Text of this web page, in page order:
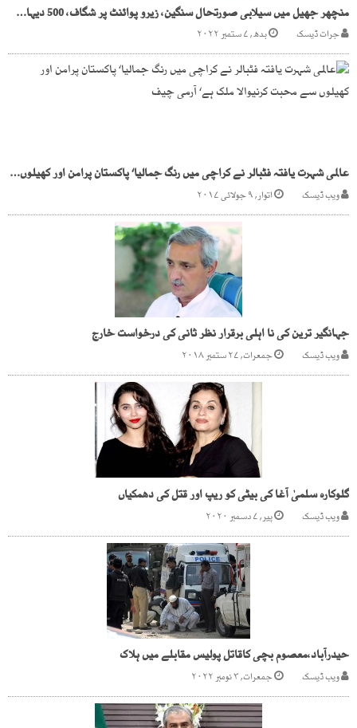
منچھر جھیل میں سیلابی صورتحال سنگین، زیرو پوائنٹ پر شگاف، 500 دیہات زیر آب
جرات ڈیسک بدھ, ۷ ستمبر ۲۰۲۲
عالمی شہرت یافتہ فٹبالر نے کراچی میں رنگ جمالیا‘ پاکستان پرامن اور کھیلوں سے محبت کرنیوالا ملک ہے‘ آرمی چیف
ویب ڈیسک اتوار, ۹ جولائی ۲۰۱۷
جہانگیر ترین کی نا اہلی برقرار نظر ثانی کی درخواست خارج
ویب ڈیسک جمعرات, ۲۷ ستمبر ۲۰۱۸
گلوکارہ سلمیٰ آغا کی بیٹی کو ریپ اور قتل کی دھمکیاں
ویب ڈیسک پیر, ۷ دسمبر ۲۰۲۰
حیدرآباد،معصوم بچی کاقاتل پولیس مقابلے میں ہلاک
ویب ڈیسک جمعرات, ۳ نومبر ۲۰۲۲